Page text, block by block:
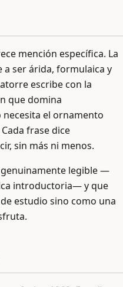
mención específica. La
ser árida, formulaica y
escribe con la
que domina
el ornamento
frase dice
sin más ni menos.
genuinamente legible —
introductoria— y que
estudio sino como una